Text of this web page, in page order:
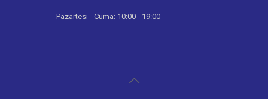
Pazartesi - Cuma: 10:00 - 19:00